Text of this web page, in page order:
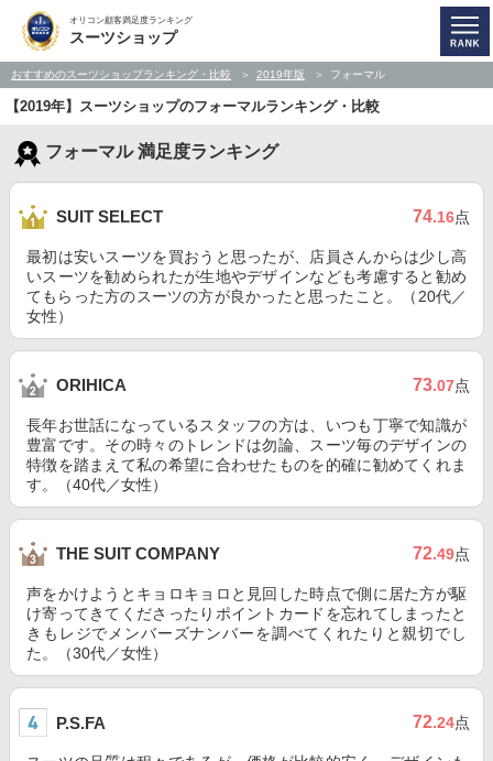
オリコン顧客満足度ランキング
スーツショップ
おすすめのスーツショップランキング・比較 2019年版 フォーマル
【2019年】スーツショップのフォーマルランキング・比較
フォーマル 満足度ランキング
SUIT SELECT 74.16点
最初は安いスーツを買おうと思ったが、店員さんからは少し高
いスーツを勧められたが生地やデザインなども考慮すると勧め
てもらった方のスーツの方が良かったと思ったこと。（20代／
女性）
ORIHICA 73.07点
長年お世話になっているスタッフの方は、いつも丁寧で知識が
豊富です。その時々のトレンドは勿論、スーツ毎のデザインの
特徴を踏まえて私の希望に合わせたものを的確に勧めてくれま
す。（40代／女性）
THE SUIT COMPANY 72.49点
声をかけようとキョロキョロと見回した時点で側に居た方が駆
け寄ってきてくださったりポイントカードを忘れてしまったと
きもレジでメンバーズナンバーを調べてくれたりと親切でし
た。（30代／女性）
P.S.FA 72.24点